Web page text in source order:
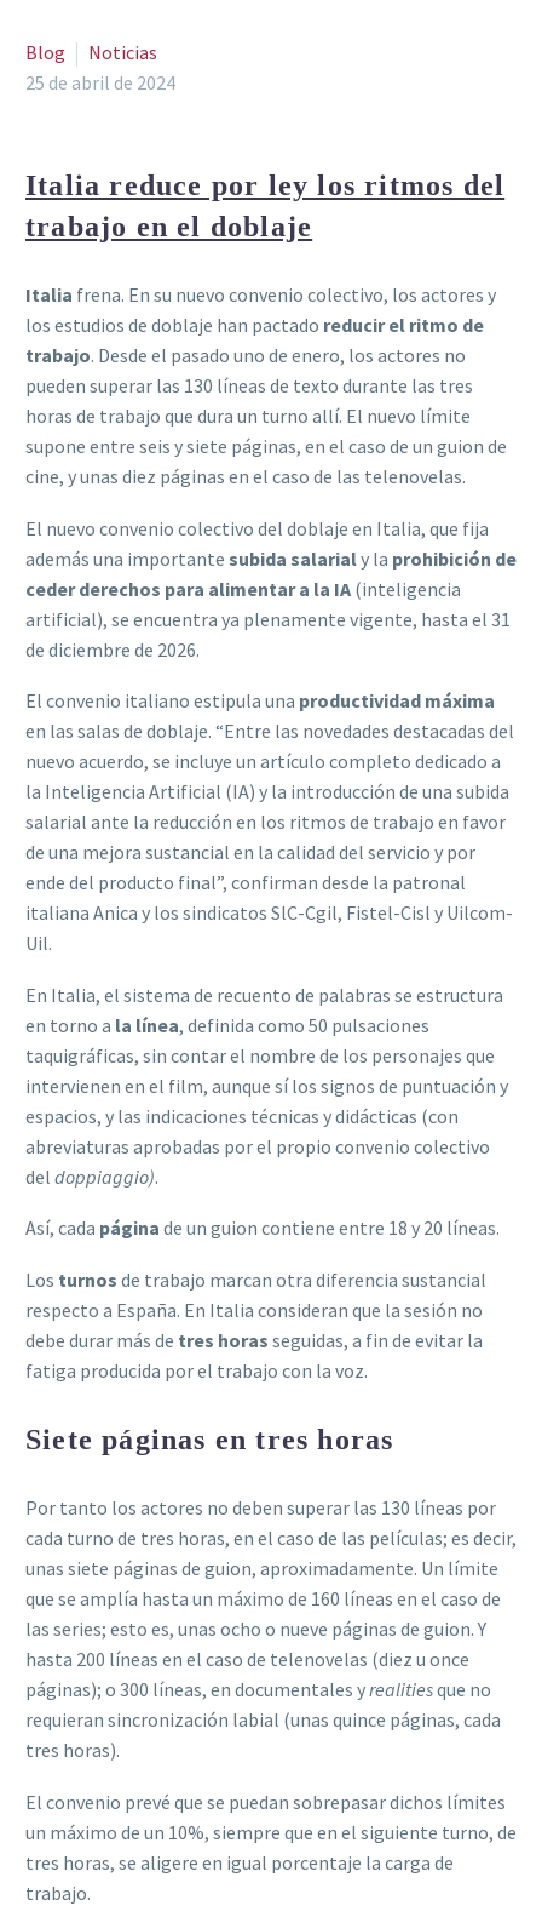
Blog
Noticias
25 de abril de 2024
Italia reduce por ley los ritmos del
trabajo en el doblaje
Italia frena. En su nuevo convenio colectivo, los actores y
los estudios de doblaje han pactado reducir el ritmo de
trabajo. Desde el pasado uno de enero, los actores no
pueden superar las 130 líneas de texto durante las tres
horas de trabajo que dura un turno allí. El nuevo límite
supone entre seis y siete páginas, en el caso de un guion de
cine, y unas diez páginas en el caso de las telenovelas.
El nuevo convenio colectivo del doblaje en Italia, que fija
además una importante subida salarialy la prohibición de
ceder derechos para alimentar a la IA (inteligencia
artificial), se encuentra ya plenamente vigente, hasta el 31
de diciembre de 2026.
El convenio italiano estipula una productividad máxima
en las salas de doblaje. “Entre las novedades destacadas del
nuevo acuerdo, se incluye un artículo completo dedicado a
la Inteligencia Artificial (IA) y la introducción de una subida
salarial ante la reducción en los ritmos de trabajo en favor
de una mejora sustancial en la calidad del servicio y por
ende del producto final”, confirman desde la patronal
italiana Anica y los sindicatos SlC-Cgil, Fistel-Cisl y Uilcom-
Uil.
En Italia, el sistema de recuento de palabras se estructura
en torno a la línea, definida como 50 pulsaciones
taquigráficas, sin contar el nombre de los personajes que
intervienen en el film, aunque sí los signos de puntuación y
espacios, y las indicaciones técnicas y didácticas (con
abreviaturas aprobadas por el propio convenio colectivo
del doppiaggio).
Así, cada página de un guion contiene entre 18 y 20 líneas.
Los turnos de trabajo marcan otra diferencia sustancial
respecto a España. En Italia consideran que la sesión no
debe durar más de tres horas seguidas, a fin de evitar la
fatiga producida por el trabajo con la voz.
Siete páginas en tres horas
Por tanto los actores no deben superar las 130 líneas por
cada turno de tres horas, en el caso de las películas; es decir,
unas siete páginas de guion, aproximadamente. Un límite
que se amplía hasta un máximo de 160 líneas en el caso de
las series; esto es, unas ocho o nueve páginas de guion. Y
hasta 200 líneas en el caso de telenovelas (diez u once
páginas); o 300 líneas, en documentales yrealitiesque no
requieran sincronización labial (unas quince páginas, cada
tres horas).
El convenio prevé que se puedan sobrepasar dichos límites
un máximo de un 10%, siempre que en el siguiente turno, de
tres horas, se aligere en igual porcentaje la carga de
trabajo.